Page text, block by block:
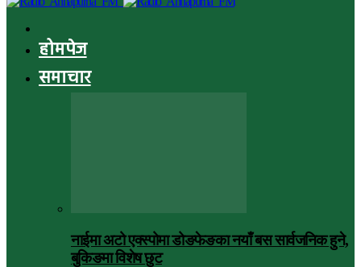
होमपेज
समाचार
नाईमा अटो एक्स्पोमा डोङफेङका नयाँ बस सार्वजनिक हुने,
बुकिङमा विशेष छुट